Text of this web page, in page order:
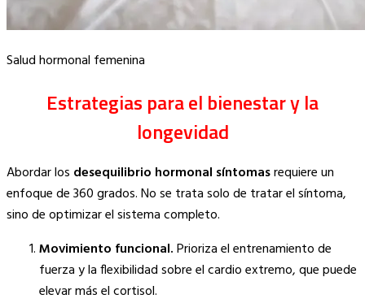
Salud hormonal femenina
Estrategias para el bienestar y la
longevidad
Abordar los desequilibrio hormonal síntomasrequiere un
enfoque de 360 grados. No se trata solo de tratar el síntoma,
sino de optimizar el sistema completo.
Movimiento funcional.Prioriza el entrenamiento de
fuerza y la flexibilidad sobre el cardio extremo, que puede
elevar más el cortisol.